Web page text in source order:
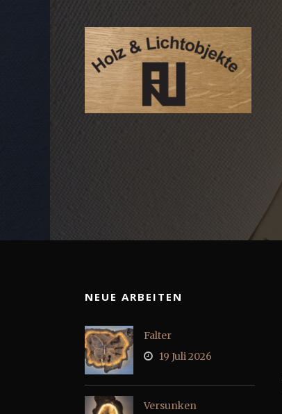
NEUE ARBEITEN
Falter
19 Juli 2026
Versunken